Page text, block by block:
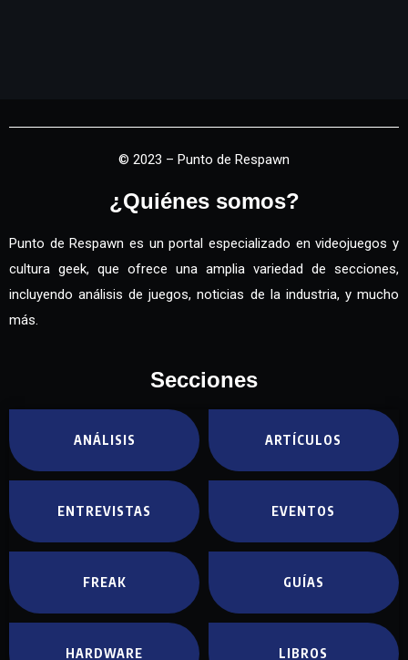
© 2023 – Punto de Respawn
¿Quiénes somos?
Punto de Respawn es un portal especializado en videojuegos y
cultura geek, que ofrece una amplia variedad de secciones,
incluyendo análisis de juegos, noticias de la industria, y mucho
más.
Secciones
ANÁLISIS ARTÍCULOS
ENTREVISTAS EVENTOS
FREAK GUÍAS
HARDWARE LIBROS